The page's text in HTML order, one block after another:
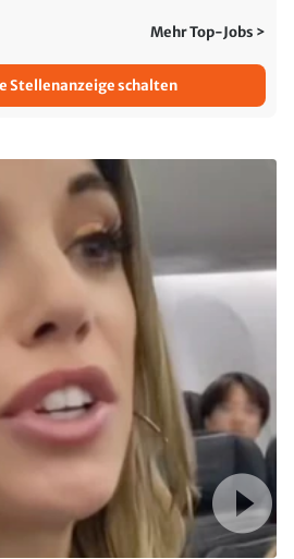
Mehr Top-Jobs >
Stellenanzeige schalten